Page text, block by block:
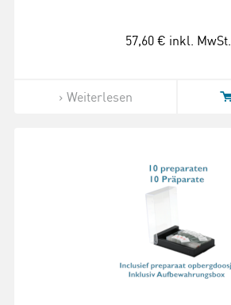
57,60 € inkl. MwSt.
Weiterlesen